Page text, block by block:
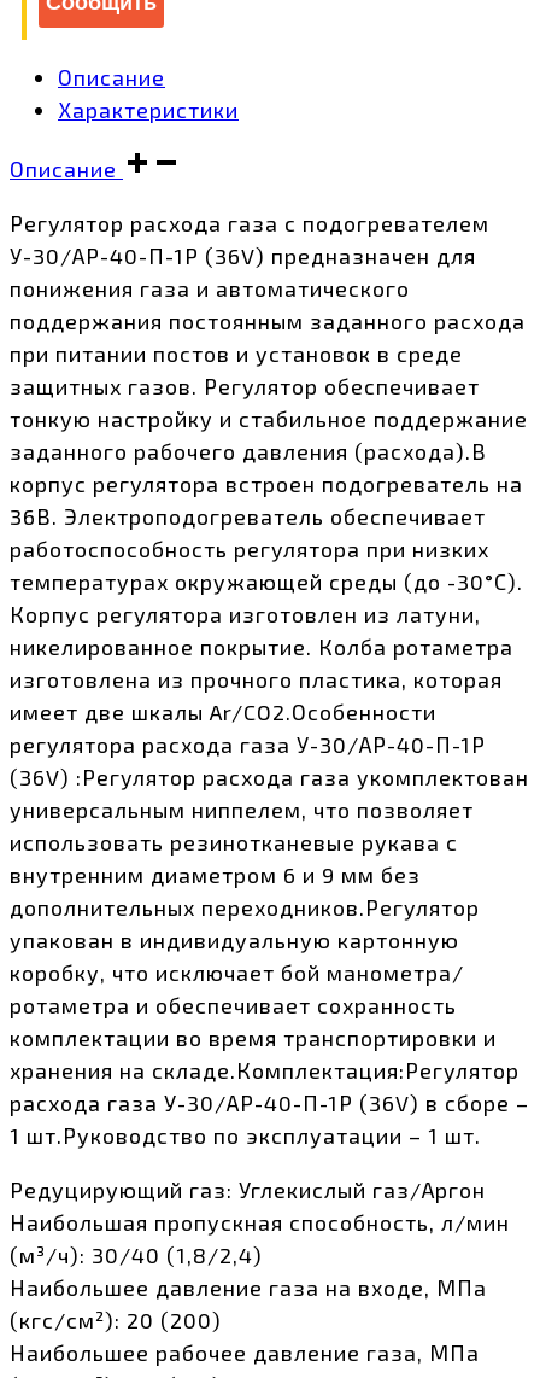
Описание
Характеристики
Описание
Регулятор расхода газа с подогревателем
У-30/АР-40-П-1Р (36V) предназначен для
понижения газа и автоматического
поддержания постоянным заданного расхода
при питании постов и установок в среде
защитных газов. Регулятор обеспечивает
тонкую настройку и стабильное поддержание
заданного рабочего давления (расхода).В
корпус регулятора встроен подогреватель на
36В. Электроподогреватель обеспечивает
работоспособность регулятора при низких
температурах окружающей среды (до -30°С).
Корпус регулятора изготовлен из латуни,
никелированное покрытие. Колба ротаметра
изготовлена из прочного пластика, которая
имеет две шкалы Ar/CO2.Особенности
регулятора расхода газа У-30/АР-40-П-1Р
(36V) :Регулятор расхода газа укомплектован
универсальным ниппелем, что позволяет
использовать резинотканевые рукава с
внутренним диаметром 6 и 9 мм без
дополнительных переходников.Регулятор
упакован в индивидуальную картонную
коробку, что исключает бой манометра/
ротаметра и обеспечивает сохранность
комплектации во время транспортировки и
хранения на складе.Комплектация:Регулятор
расхода газа У-30/АР-40-П-1Р (36V) в сборе –
1 шт.Руководство по эксплуатации – 1 шт.
Редуцирующий газ: Углекислый газ/Аргон
Наибольшая пропускная способность, л/мин
(м³/ч): 30/40 (1,8/2,4)
Наибольшее давление газа на входе, МПа
(кгс/см²): 20 (200)
Наибольшее рабочее давление газа, МПа